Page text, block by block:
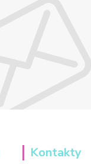
Kontakty